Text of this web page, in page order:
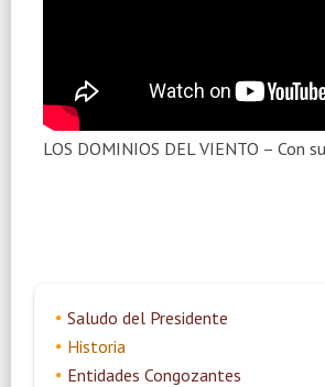
LOS DOMINIOS DEL VIENTO – Con
Saludo del Presidente
Historia
Entidades Congozantes